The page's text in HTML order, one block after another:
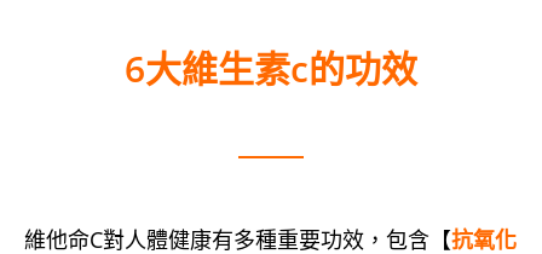
6大維生素c的功效
維他命C對人體健康有多種重要功效，包含【抗氧化